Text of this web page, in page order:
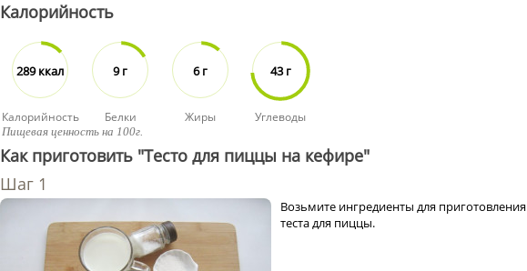
Калорийность
289 ккал
Калорийность
9 г
Белки
6 г
Жиры
43 г
Углеводы
Пищевая ценность на 100г.
Как приготовить "Тесто для пиццы на кефире"
Возьмите ингредиенты для приготовления
теста для пиццы.